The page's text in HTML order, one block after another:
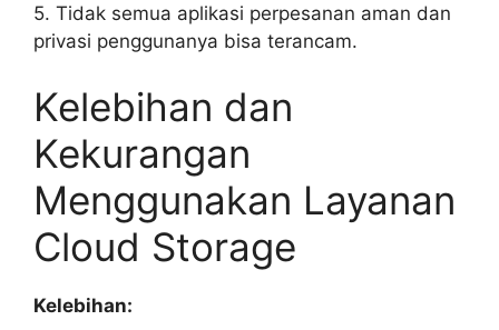
5. Tidak semua aplikasi perpesanan aman dan
privasi penggunanya bisa terancam.
Kelebihan dan
Kekurangan
Menggunakan Layanan
Cloud Storage
Kelebihan: